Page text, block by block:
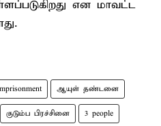
என மாவட்ட
ஆயுள் தண்டனை
குடும்ப பிரச்சினை 3 people